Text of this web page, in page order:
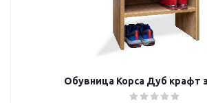
Обувница Корса Дуб крафт